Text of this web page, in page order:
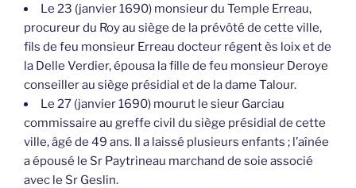
Le 23 (janvier 1690) monsieur du Temple Erreau,
procureur du Roy au siège de la prévôté de cette ville,
fils de feu monsieur Erreau docteur régent ès loix et de
la Delle Verdier, épousa la fille de feu monsieur Deroye
conseiller au siège présidial et de la dame Talour.
Le 27 (janvier 1690) mourut le sieur Garciau
commissaire au greffe civil du siège présidial de cette
ville, âgé de 49 ans. Il a laissé plusieurs enfants ; l’aînée
a épousé le Sr Paytrineau marchand de soie associé
avec le Sr Geslin.